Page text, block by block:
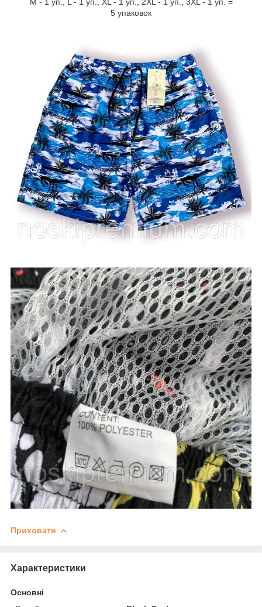
5 упаковок
Приховати
Характеристики
Основні